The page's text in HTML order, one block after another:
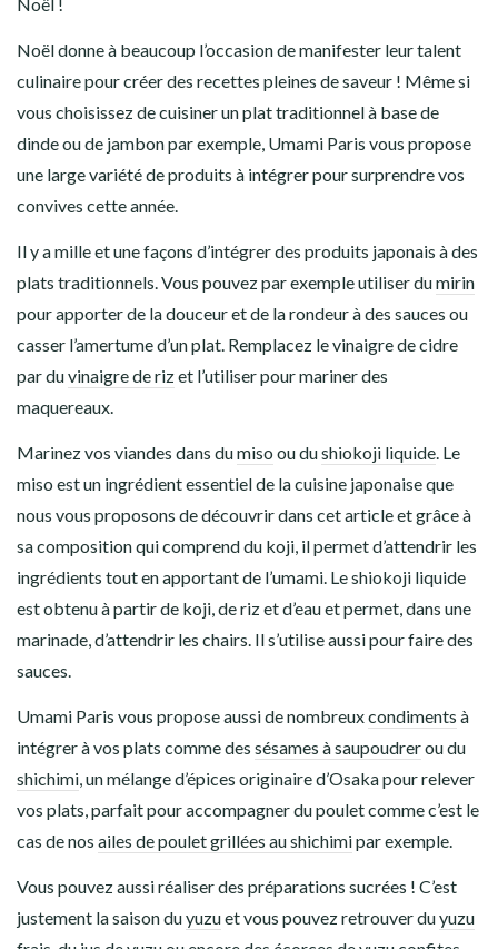
Noël donne à beaucoup l’occasion de manifester leur talent
culinaire pour créer des recettes pleines de saveur ! Même si
vous choisissez de cuisiner un plat traditionnel à base de
dinde ou de jambon par exemple, Umami Paris vous propose
une large variété de produits à intégrer pour surprendre vos
convives cette année.
Il y a mille et une façons d’intégrer des produits japonais à des
plats traditionnels. Vous pouvez par exemple utiliser dumirin
pour apporter de la douceur et de la rondeur à des sauces ou
casser l’amertume d’un plat. Remplacez le vinaigre de cidre
par duvinaigre de rizet l’utiliser pour mariner des
maquereaux.
Marinez vos viandes dans dumiso ou dushiokoji liquide. Le
miso est un ingrédient essentiel de la cuisine japonaise que
nous vous proposons de découvrir dans cet article et grâce à
sa composition qui comprend du koji, il permet d’attendrir les
ingrédients tout en apportant de l’umami. Le shiokoji liquide
est obtenu à partir de koji, de riz et d’eau et permet, dans une
marinade, d’attendrir les chairs. Il s’utilise aussi pour faire des
sauces.
Umami Paris vous propose aussi de nombreuxcondiments à
intégrer à vos plats comme des sésames à saupoudrerou du
shichimi, un mélange d’épices originaire d’Osaka pour relever
vos plats, parfait pour accompagner du poulet comme c’est le
cas de nos ailes de poulet grillées au shichimipar exemple.
Vous pouvez aussi réaliser des préparations sucrées ! C’est
justement la saison duyuzuet vous pouvez retrouver duyuzu